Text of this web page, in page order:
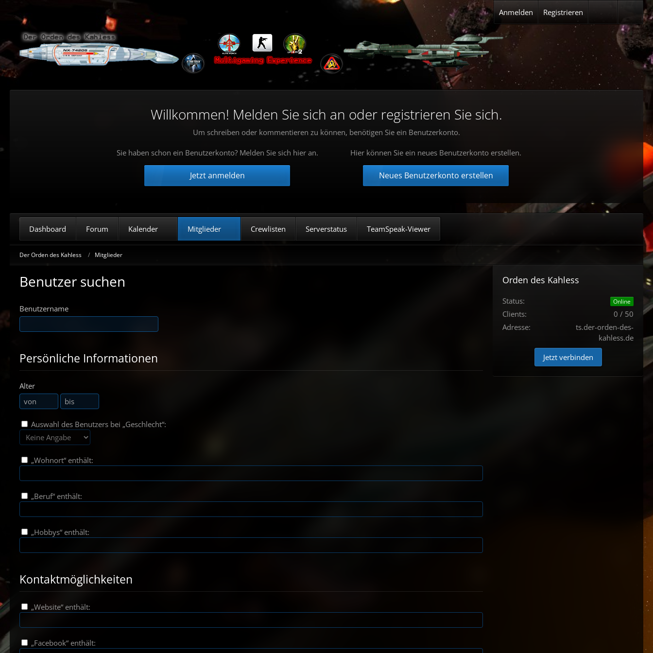
Willkommen! Melden Sie sich an oder registrieren Sie sich.
Um schreiben oder kommentieren zu können, benötigen Sie ein Benutzerkonto.
Sie haben schon ein Benutzerkonto? Melden Sie sich hier an.
Jetzt anmelden
Hier können Sie ein neues Benutzerkonto erstellen.
Neues Benutzerkonto erstellen
Dashboard Forum Kalender Mitglieder Crewlisten Serverstatus TeamSpeak-Viewer
Anmelden Registrieren
Der Orden des Kahless Mitglieder
Benutzer suchen
Benutzername
Persönliche Informationen
Alter
Auswahl des Benutzers bei „Geschlecht“:
„Wohnort“ enthält:
„Beruf“ enthält:
„Hobbys“ enthält:
Kontaktmöglichkeiten
„Website“ enthält:
„Facebook“ enthält:
Orden des Kahless
Status: Online
Clients:
0 / 50
Adresse:
ts.der-orden-des-
kahless.de
Jetzt verbinden